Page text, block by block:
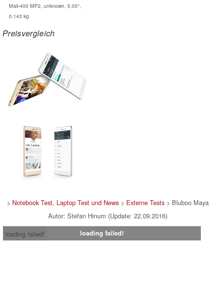
Mali-400 MP2, unknown, 5.00",
0.143 kg
Preisvergleich
> Notebook Test, Laptop Test und News> Externe Tests> Bluboo Maya
Autor: Stefan Hinum (Update: 22.09.2016)
loading failed!
loading failed!